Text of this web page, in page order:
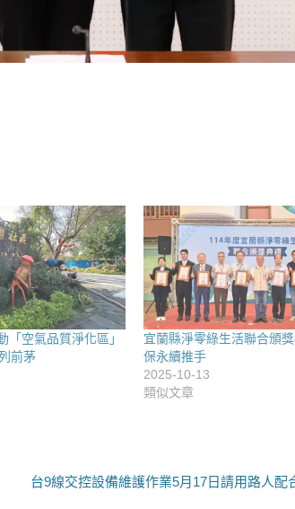
「空氣品質淨化區」
前茅
宜蘭縣淨零綠生活聯合頒
保永續推手
2025-10-13
類似文章
下台9線交控設備維護作業5月17日請用路人配